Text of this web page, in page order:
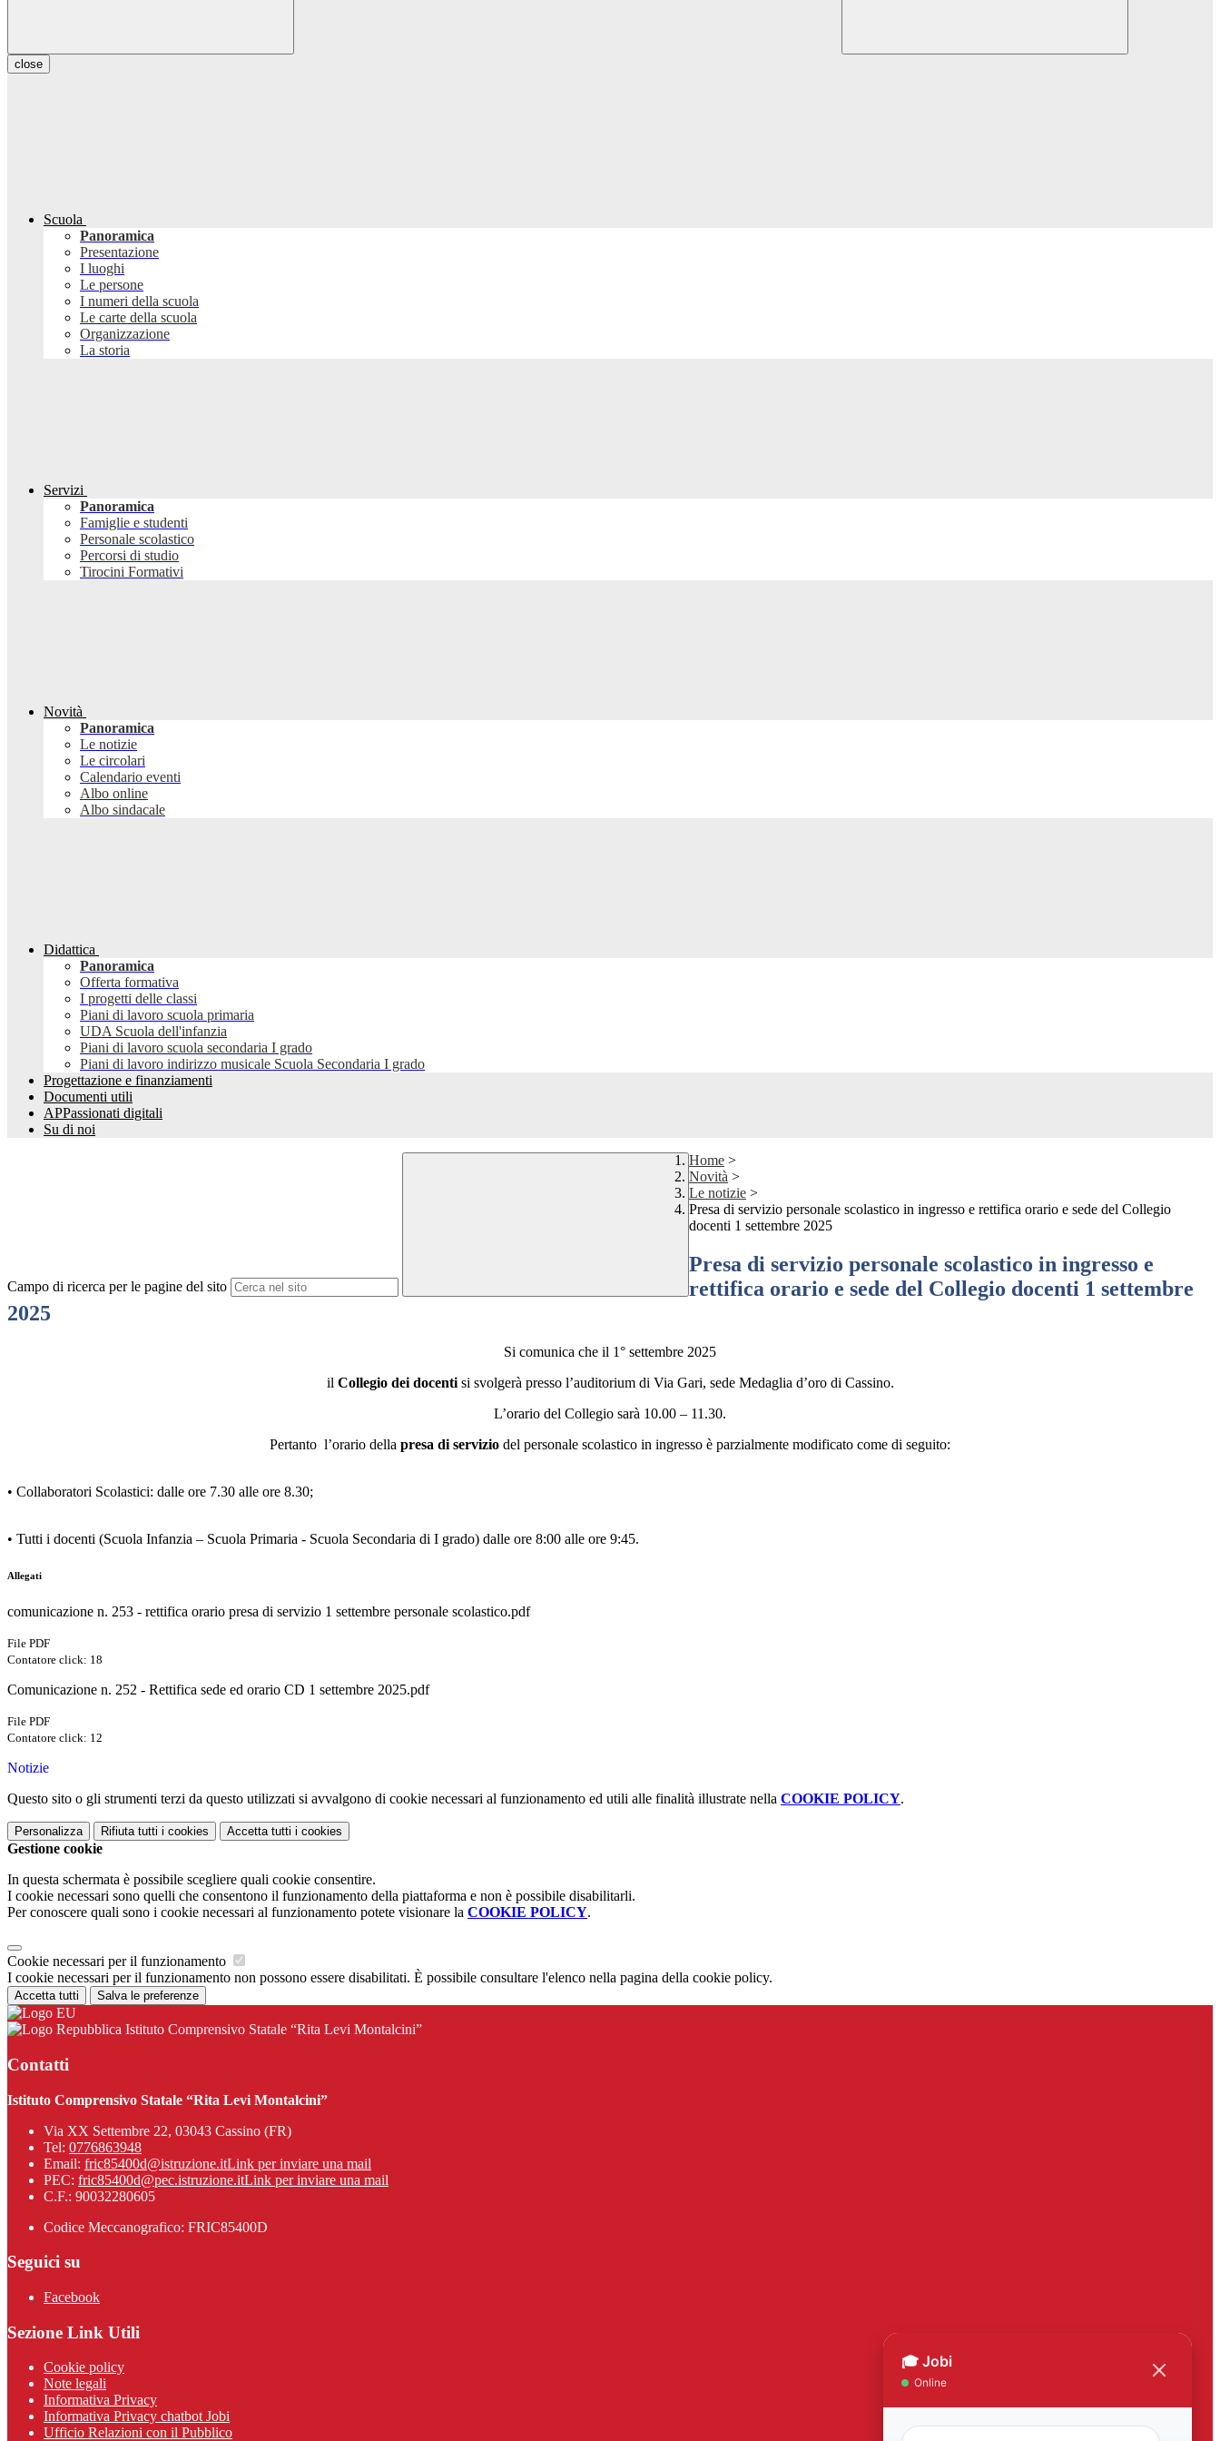
close
Scuola
Panoramica
Presentazione
I luoghi
Le persone
I numeri della scuola
Le carte della scuola
Organizzazione
La storia
Servizi
Panoramica
Famiglie e studenti
Personale scolastico
Percorsi di studio
Tirocini Formativi
Novità
Panoramica
Le notizie
Le circolari
Calendario eventi
Albo online
Albo sindacale
Didattica
Panoramica
Offerta formativa
I progetti delle classi
Piani di lavoro scuola primaria
UDA Scuola dell'infanzia
Piani di lavoro scuola secondaria I grado
Piani di lavoro indirizzo musicale Scuola Secondaria I grado
Progettazione e finanziamenti
Documenti utili
APPassionati digitali
Su di noi
Campo di ricerca per le pagine del sito
Home >
Novità >
Le notizie >
Presa di servizio personale scolastico in ingresso e rettifica orario e sede del Collegio
docenti 1 settembre 2025
Presa di servizio personale scolastico in ingresso e
rettifica orario e sede del Collegio docenti 1 settembre
2025
Si comunica che il 1° settembre 2025
il Collegio dei docenti si svolgerà presso l’auditorium di Via Gari, sede Medaglia d’oro di Cassino.
L’orario del Collegio sarà 10.00 – 11.30.
Pertanto l’orario della presa di servizio del personale scolastico in ingresso è parzialmente modificato come di seguito:
• Collaboratori Scolastici: dalle ore 7.30 alle ore 8.30;
• Tutti i docenti (Scuola Infanzia – Scuola Primaria - Scuola Secondaria di I grado) dalle ore 8:00 alle ore 9:45.
Allegati
comunicazione n. 253 - rettifica orario presa di servizio 1 settembre personale scolastico.pdf
File PDF
Contatore click: 18
Comunicazione n. 252 - Rettifica sede ed orario CD 1 settembre 2025.pdf
File PDF
Contatore click: 12
Notizie
Questo sito o gli strumenti terzi da questo utilizzati si avvalgono di cookie necessari al funzionamento ed utili alle finalità illustrate nella COOKIE POLICY.
Personalizza Rifiuta tutti i cookies Accetta tutti i cookies
Gestione cookie
In questa schermata è possibile scegliere quali cookie consentire.
I cookie necessari sono quelli che consentono il funzionamento della piattaforma e non è possibile disabilitarli.
Per conoscere quali sono i cookie necessari al funzionamento potete visionare la COOKIE POLICY.
Cookie necessari per il funzionamento
I cookie necessari per il funzionamento non possono essere disabilitati. È possibile consultare l'elenco nella pagina della cookie policy.
Accetta tutti Salva le preferenze
Istituto Comprensivo Statale “Rita Levi Montalcini”
Contatti
Istituto Comprensivo Statale “Rita Levi Montalcini”
Via XX Settembre 22, 03043 Cassino (FR)
Tel: 0776863948
Email: fric85400d@istruzione.itLink per inviare una mail
PEC: fric85400d@pec.istruzione.itLink per inviare una mail
C.F.: 90032280605
Codice Meccanografico: FRIC85400D
Seguici su
Facebook
Sezione Link Utili
Cookie policy
Note legali
Informativa Privacy
Informativa Privacy chatbot Jobi
Ufficio Relazioni con il Pubblico